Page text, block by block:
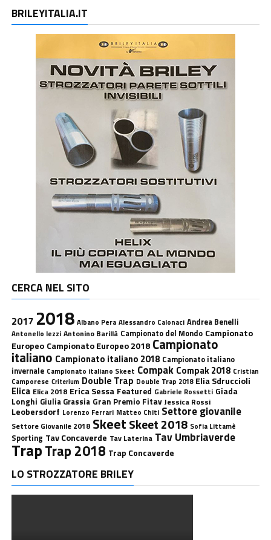
BRILEYITALIA.IT
CERCA NEL SITO
2017 2018 Albano Pera Alessandro Calonaci Andrea Benelli
Antonello Iezzi Antonino Barillà Campionato del Mondo Campionato
Europeo Campionato Europeo 2018 Campionato
italiano Campionato italiano 2018 Campionato italiano
invernale Campionato italiano Skeet Compak Compak 2018 Cristian
Camporese Criterium Double Trap Double Trap 2018 Elia Sdruccioli
Elica Elica 2018 Erica Sessa Featured Gabriele Rossetti Giada
Longhi Giulia Grassia Gran Premio Fitav Jessica Rossi
Leobersdorf Lorenzo Ferrari Matteo Chiti Settore giovanile
Settore Giovanile 2018 SkeetSkeet 2018 Sofia Littamè
Sporting Tav Concaverde Tav Laterina Tav Umbriaverde
TrapTrap 2018 Trap Concaverde
LO STROZZATORE BRILEY